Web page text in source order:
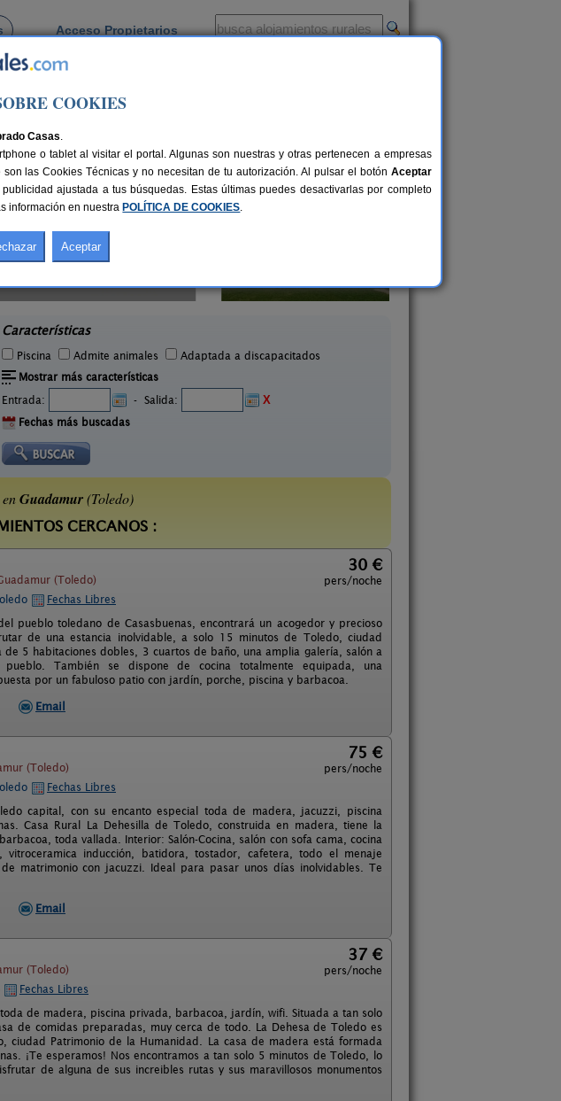
Acceso Propietarios
Características
Piscina Admite animales
Adaptada a discapacitados
Mostrar más características
Entrada:
- Salida:
X
Fechas más buscadas
Guadamur(Toledo)
CERCANOS :
(Toledo)
30 €
pers/noche
Fechas Libres
pueblo toledano de Casasbuenas, encontrará un acogedor y precioso
de una estancia inolvidable, a solo 15 minutos de Toledo, ciudad
5 habitaciones dobles, 3 cuartos de baño, una amplia galería, salón a
También se dispone de cocina totalmente equipada, una
por un fabuloso patio con jardín, porche, piscina y barbacoa.
Email
(Toledo)
75 €
pers/noche
Fechas Libres
capital, con su encanto especial toda de madera, jacuzzi, piscina
Casa Rural La Dehesilla de Toledo, construida en madera, tiene la
toda vallada. Interior: Salón-Cocina, salón con sofa cama, cocina
vitroceramica inducción, batidora, tostador, cafetera, todo el menaje
matrimonio con jacuzzi. Ideal para pasar unos días inolvidables. Te
Email
(Toledo)
37 €
pers/noche
Fechas Libres
de madera, piscina privada, barbacoa, jardín, wifi. Situada a tan solo
de comidas preparadas, muy cerca de todo. La Dehesa de Toledo es
ciudad Patrimonio de la Humanidad. La casa de madera está formada
¡Te esperamos! Nos encontramos a tan solo 5 minutos de Toledo, lo
de alguna de sus increibles rutas y sus maravillosos monumentos
COOKIES
Casas.
o tablet al visitar el portal. Algunas son nuestras y otras pertenecen a empresas
las Cookies Técnicas y no necesitan de tu autorización. Al pulsar el botón Aceptar
ajustada a tus búsquedas. Estas últimas puedes desactivarlas por completo
información en nuestra POLÍTICA DE COOKIES.